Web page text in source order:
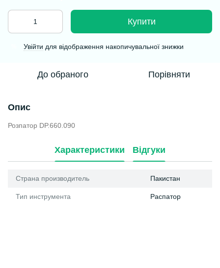
Купити
Увійти для відображення накопичувальної знижки
До обраного Порівняти
Опис
Розпатор DP.660.090
Характеристики Відгуки
Страна производитель Пакистан
Тип инструмента Распатор